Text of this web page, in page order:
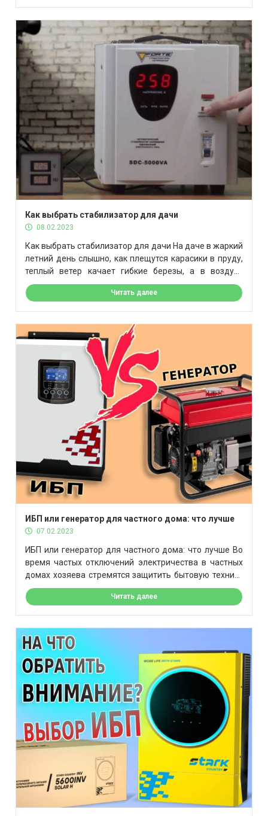
статье читайте о преимуществах карбоновых
аккумуляторов GEL Carbon и AGM Carbon перед
устаревшими моделями. Многие […]
Как выбрать стабилизатор для дачи
08.02.2023
Как выбрать стабилизатор для дачи На даче в жаркий
летний день слышно, как плещутся карасики в пруду,
теплый ветер качает гибкие березы, а в воздухе
чувствуется запах цветов со свежей клумбы. Где-то
жужжит шмель. Яркое солнце греет траву, и по ней
Читать далее
ИБП или генератор для частного дома: что лучше
07.02.2023
ИБП или генератор для частного дома: что лучше Во
время частых отключений электричества в частных
домах хозяева стремятся защитить бытовую технику
и электроприборы от скачков электричества. Многие
приборы чувствительны к перепадам напряжения и
подойдет для частного дома – разбираем в […]
Читать далее